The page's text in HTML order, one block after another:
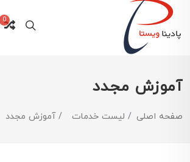
0
آموزش مجدد
صفحه اصلی لیست خدمات آموزش مجدد